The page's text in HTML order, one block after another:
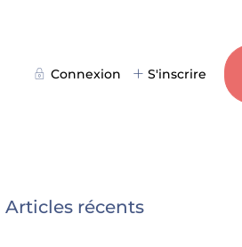
Connexion S'inscrire
Articles récents